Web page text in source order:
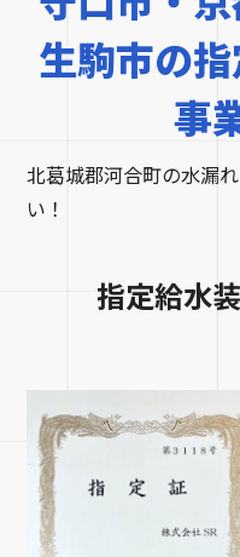
生駒市の
事
北葛城郡河合町の水漏
い！
指定給水